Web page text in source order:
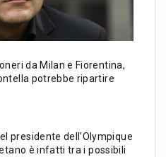
da Milan e Fiorentina,
potrebbe ripartire
presidente dell'Olympique
è infatti tra i possibili